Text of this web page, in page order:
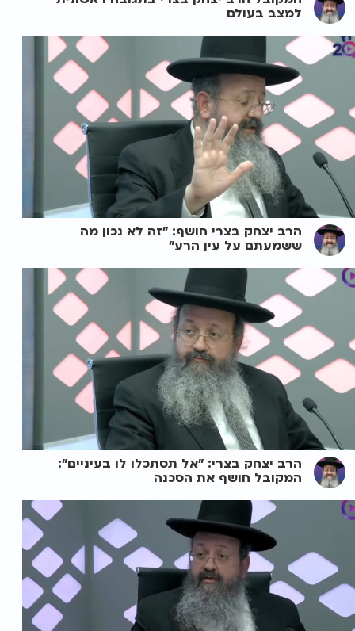
למצב בעולם
הרב יצחק בצרי חושף: "זה לא נכון מה
ששמעתם על עין הרע"
הרב יצחק בצרי: "אל תסתכלו לו בעיניים":
המקובל חושף את הסכנה